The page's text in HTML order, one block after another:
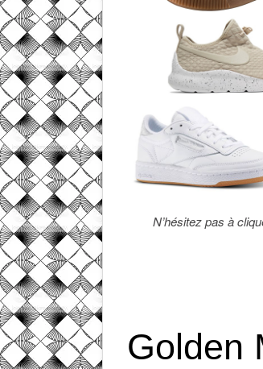
N’hésitez pas à
Golden